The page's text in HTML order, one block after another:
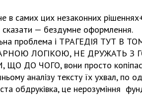
в самих цих незаконних
— бездумне оформлення.
проблема і ТРАГЕДІЯ ТУТ
ЛОГІКОЮ, НЕ ДРУЖАТЬ З
ДО ЧОГО, вони просто
аналізу тексту їх ухвал, по
обдруківка, це нерозуміння